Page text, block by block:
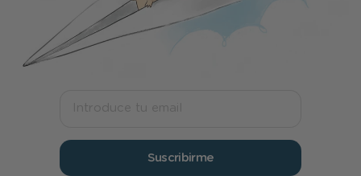
Suscribirme